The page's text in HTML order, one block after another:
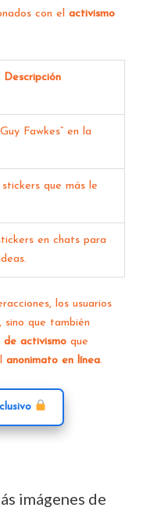
con elactivismo
Descripción
Fawkes” en la
que más le
en chats para
los usuarios
sino que también
de activismo que
anonimato en línea.
imágenes de